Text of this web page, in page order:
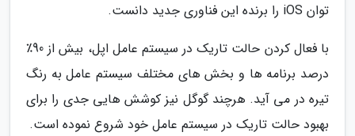
توان iOS را برنده این فناوری جدید دانست.
با فعال کردن حالت تاریک در سیستم عامل اپل، بیش از 90٪
درصد برنامه ها و بخش های مختلف سیستم عامل به رنگ
تیره در می آید. هرچند گوگل نیز کوشش هایی جدی را برای
بهبود حالت تاریک در سیستم عامل خود شروع نموده است.